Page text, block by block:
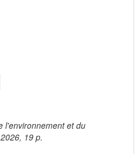
l'environnement et du
19 p.